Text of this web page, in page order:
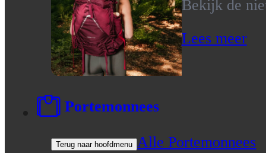
Bekijk de
Lees meer
Portemonnees
Terug naar hoofdmenu Alle Portemonnees